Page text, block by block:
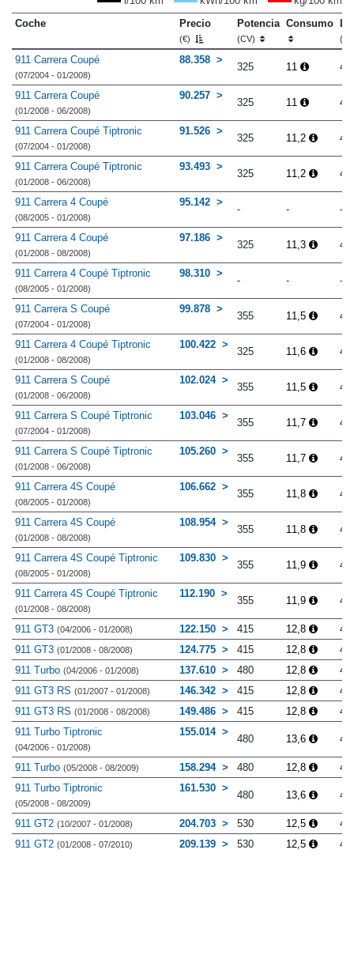
Coche
Precio
(€)
Potencia
(CV)
Consumo
911 Carrera Coupé
(07/2004 - 01/2008)
88.358
325 11
911 Carrera Coupé
(01/2008 - 06/2008)
90.257
325 11
911 Carrera Coupé Tiptronic
(07/2004 - 01/2008)
91.526
325 11,2
911 Carrera Coupé Tiptronic
(01/2008 - 06/2008)
93.493
325 11,2
911 Carrera 4 Coupé
(08/2005 - 01/2008)
95.142
- - -
911 Carrera 4 Coupé
(01/2008 - 08/2008)
97.186
325 11,3
911 Carrera 4 Coupé Tiptronic
(08/2005 - 01/2008)
98.310
- - -
911 Carrera S Coupé
(07/2004 - 01/2008)
99.878
355 11,5
911 Carrera 4 Coupé Tiptronic
(01/2008 - 08/2008)
100.422
325 11,6
911 Carrera S Coupé
(01/2008 - 06/2008)
102.024
355 11,5
911 Carrera S Coupé Tiptronic
(07/2004 - 01/2008)
103.046
355 11,7
911 Carrera S Coupé Tiptronic
(01/2008 - 06/2008)
105.260
355 11,7
911 Carrera 4S Coupé
(08/2005 - 01/2008)
106.662
355 11,8
911 Carrera 4S Coupé
(01/2008 - 08/2008)
108.954
355 11,8
911 Carrera 4S Coupé Tiptronic
(08/2005 - 01/2008)
109.830
355 11,9
911 Carrera 4S Coupé Tiptronic
(01/2008 - 08/2008)
112.190
355 11,9
911 GT3 (04/2006 - 01/2008) 122.150 415 12,8
911 GT3 (01/2008 - 08/2008) 124.775 415 12,8
911 Turbo (04/2006 - 01/2008) 137.610 480 12,8
911 GT3 RS (01/2007 - 01/2008) 146.342 415 12,8
911 GT3 RS (01/2008 - 08/2008) 149.486 415 12,8
911 Turbo Tiptronic
(04/2006 - 01/2008)
155.014
480 13,6
911 Turbo (05/2008 - 08/2009) 158.294 480 12,8
911 Turbo Tiptronic
(05/2008 - 08/2009)
161.530
480 13,6
911 GT2 (10/2007 - 01/2008) 204.703 530 12,5
911 GT2 (01/2008 - 07/2010) 209.139 530 12,5